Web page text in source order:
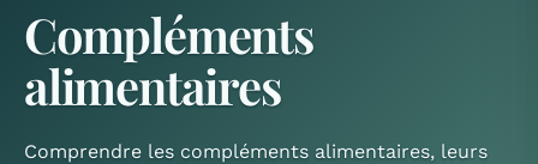
Compléments
alimentaires
Comprendre les compléments alimentaires, leurs